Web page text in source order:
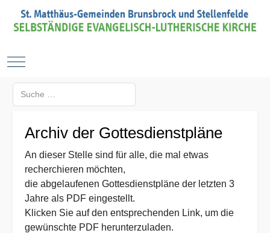
Mobile Menu Toggle
Archiv der Gottesdienstpläne
An dieser Stelle sind für alle, die mal etwas
recherchieren möchten,
die abgelaufenen Gottesdienstpläne der letzten 3
Jahre als PDF eingestellt.
Klicken Sie auf den entsprechenden Link, um die
gewünschte PDF herunterzuladen.